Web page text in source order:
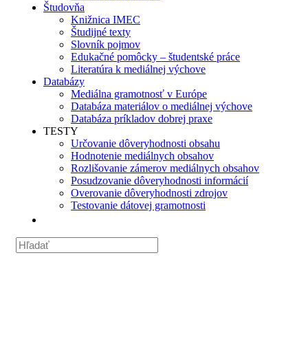
Študovňa
Knižnica IMEC
Študijné texty
Slovník pojmov
Edukačné pomôcky – študentské práce
Literatúra k mediálnej výchove
Databázy
Mediálna gramotnosť v Európe
Databáza materiálov o mediálnej výchove
Databáza príkladov dobrej praxe
TESTY
Určovanie dôveryhodnosti obsahu
Hodnotenie mediálnych obsahov
Rozlišovanie zámerov mediálnych obsahov
Posudzovanie dôveryhodnosti informácií
Overovanie dôveryhodnosti zdrojov
Testovanie dátovej gramotnosti